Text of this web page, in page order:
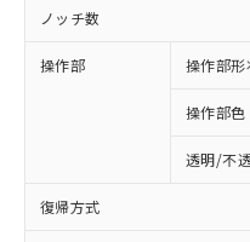
ノッチ数
操作部 操作部形
操作部色
透明/不
復帰方式